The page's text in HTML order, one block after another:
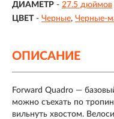
ДИАМЕТР - 27.5 дюймов
ЦВЕТ - Черные Черные-
ОПИСАНИЕ
Forward Quadro —
можно съехать по
вильнуть хвостом.